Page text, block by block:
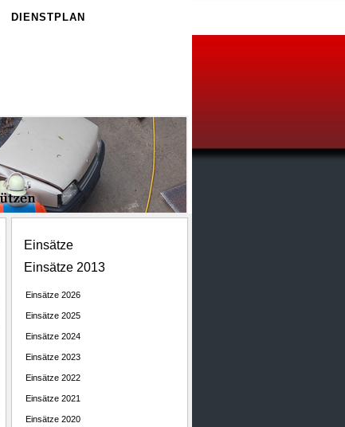
DIENSTPLAN
Einsätze
Einsätze 2013
Einsätze 2026
Einsätze 2025
Einsätze 2024
Einsätze 2023
Einsätze 2022
Einsätze 2021
Einsätze 2020